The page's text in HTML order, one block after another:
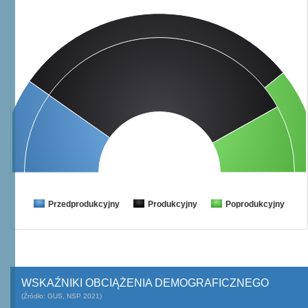
Przedprodukcyjny Produkcyjny Poprodukcyjny
WSKAŹNIKI OBCIĄŻENIA DEMOGRAFICZNEGO
(Źródło: GUS, NSP 2021)